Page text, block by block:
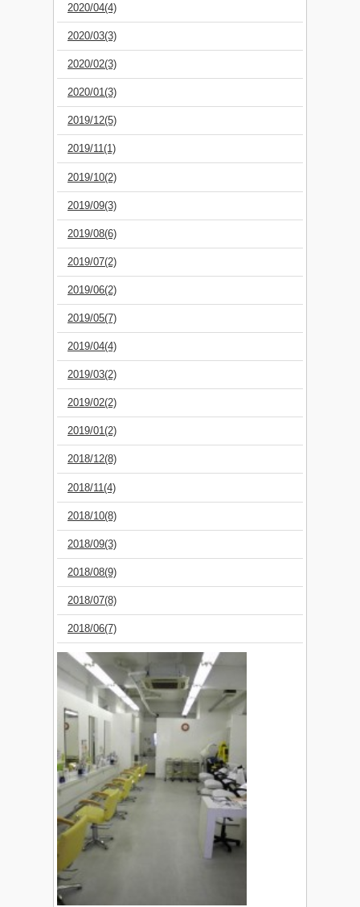
2020/04(4)
2020/03(3)
2020/02(3)
2020/01(3)
2019/12(5)
2019/11(1)
2019/10(2)
2019/09(3)
2019/08(6)
2019/07(2)
2019/06(2)
2019/05(7)
2019/04(4)
2019/03(2)
2019/02(2)
2019/01(2)
2018/12(8)
2018/11(4)
2018/10(8)
2018/09(3)
2018/08(9)
2018/07(8)
2018/06(7)